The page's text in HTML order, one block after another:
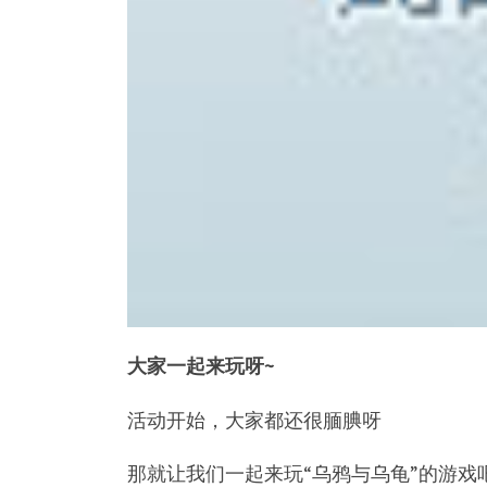
大家一起来玩呀~
活动开始，大家都还很腼腆呀
那就让我们一起来玩“乌鸦与乌龟”的游戏